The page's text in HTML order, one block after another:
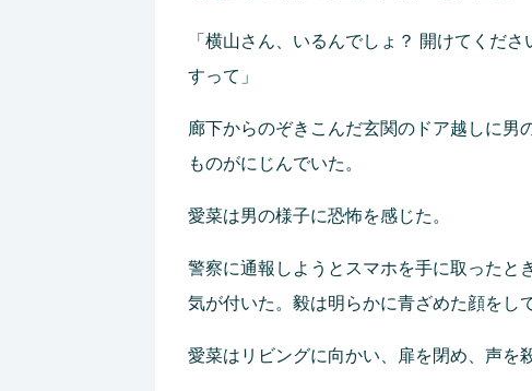
「横山さん、いるんでしょ？ 開けてくだ
すって」
廊下からのぞきこんだ玄関のドア越しに男
ものがにじんでいた。
愛菜は男の様子に恐怖を感じた。
警察に通報しようとスマホを手に取ったと
気が付いた。毅は明らかに青ざめた顔をし
愛菜はリビングに向かい、扉を閉め、声を